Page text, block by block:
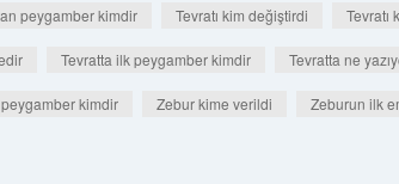
peygamber kimdir Tevratı kim değiştirdi Tevratı
Tevratta ilk peygamber kimdir Tevratta ne
kimdir Zebur kime verildi Zeburun ilk